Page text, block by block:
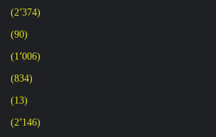
(2٬374)
(90)
(1٬006)
(834)
(13)
(2٬146)